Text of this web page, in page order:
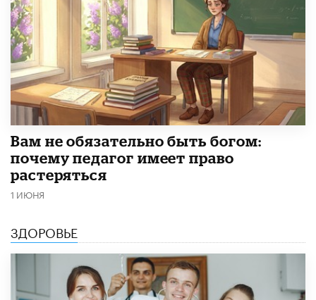
​Вам не обязательно быть богом:
почему педагог имеет право
растеряться
1 ИЮНЯ
ЗДОРОВЬЕ